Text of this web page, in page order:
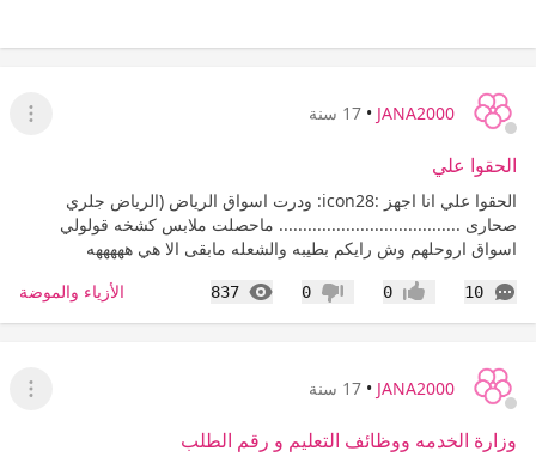
JANA2000
• 17 سنة
عرض
الحقوا علي
الحقوا علي انا اجهز :icon28: ودرت اسواق الرياض (الرياض جلري
صحارى ...................................... ماحصلت ملابس كشخه قولولي
اسواق اروحلهم وش رايكم بطيبه والشعله مابقى الا هي هههههه
10
التعليقات إعجاب0 عدم إعجاب
0
837
المشاهدات الأزياء والموضة
JANA2000
• 17 سنة
عرض
وزارة الخدمه ووظائف التعليم و رقم الطلب